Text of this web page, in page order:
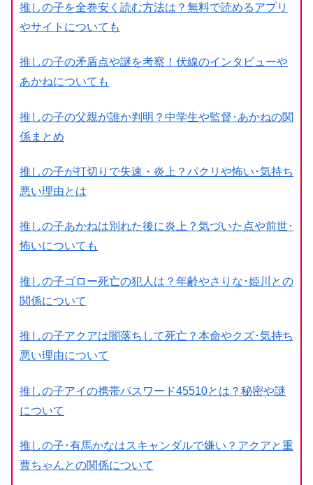
推しの子を全巻安く読む方法は？無料で読めるアプリ
やサイトについても
推しの子の矛盾点や謎を考察！伏線のインタビューや
あかねについても
推しの子の父親が誰か判明？中学生や監督･あかねの関
係まとめ
推しの子が打切りで失速・炎上？パクリや怖い･気持ち
悪い理由とは
推しの子あかねは別れた後に炎上？気づいた点や前世･
怖いについても
推しの子ゴロー死亡の犯人は？年齢やさりな･姫川との
関係について
推しの子アクアは闇落ちして死亡？本命やクズ･気持ち
悪い理由について
推しの子アイの携帯パスワード45510とは？秘密や謎
について
推しの子･有馬かなはスキャンダルで嫌い？アクアと重
曹ちゃんとの関係について